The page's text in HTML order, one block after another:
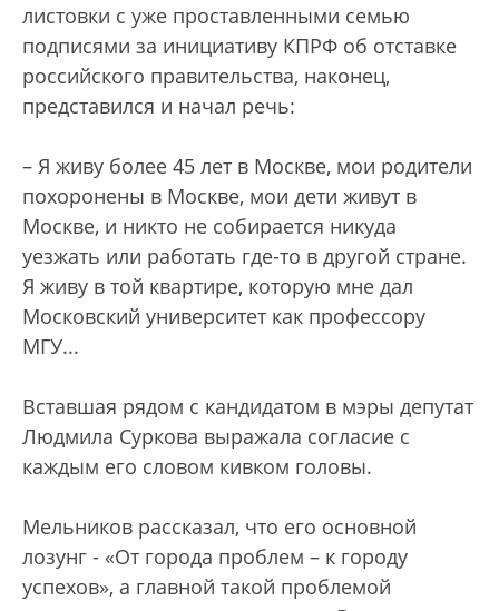
листовки с уже проставленными семью
подписями за инициативу КПРФ об отставке
российского правительства, наконец,
представился и начал речь:
– Я живу более 45 лет в Москве, мои родители
похоронены в Москве, мои дети живут в
Москве, и никто не собирается никуда
уезжать или работать где-то в другой стране.
Я живу в той квартире, которую мне дал
Московский университет как профессору
МГУ...
Вставшая рядом с кандидатом в мэры депутат
Людмила Суркова выражала согласие с
каждым его словом кивком головы.
Мельников рассказал, что его основной
лозунг - «От города проблем – к городу
успехов», а главной такой проблемой